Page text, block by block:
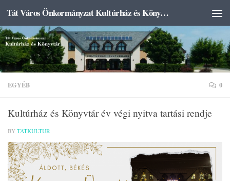
Skip to content Tát Város Önkormányzat Kultúrház és Könyvtár
EGYÉB 0
Kultúrház és Könyvtár év végi nyitva tartási rendje
BY TATKULTUR